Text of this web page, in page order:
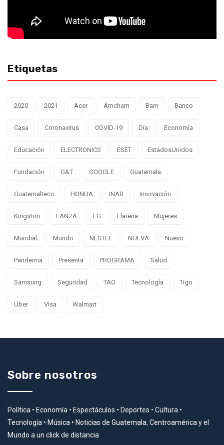
Etiquetas
2020 2021 Acer Amcham Bam Banco
Casa Coronavirus COVID-19 Día Economía
Educación ELECTRONICS ESET EstadosUnidos
Fundación G&T GOOGLE Guatemala
Guatemalteco HONDA INAB Innovación
Kingston LANZA LG Llarena Mujeres
Mundial Mundo NESTLÉ NUEVA Nuevo
Pandemia Presenta PROGRAMA Salud
Samsung Seguridad TAG Tecnología Tigo
Uber Visa Walmart
Sobre nosotros
Política • Economía • Espectáculos • Deportes • Cultura •
Tecnología • Música • Noticias de Guatemala, Centroamérica y el
Mundo a un click de distancia